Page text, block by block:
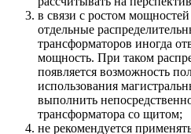
в связи с ростом
отдельные
трансформаторов иногда
мощность. При таком
появляется возможность
использования
выполнить
трансформатора со щитом;
не рекомендуется